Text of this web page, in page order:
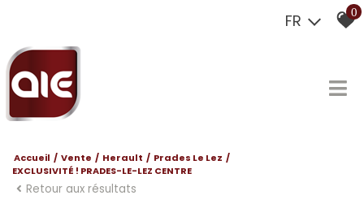
FR 0
Accueil Vente Herault
Prades Le Lez
EXCLUSIVITÉ ! PRADES-LE-LEZ CENTRE
Retour aux résultats